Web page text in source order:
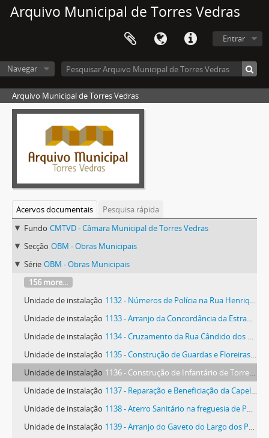
Arquivo Municipal de Torres Vedras
Entrar
Navegar
Arquivo Municipal de Torres Vedras
Acervos documentais
Pesquisa rápida
Fundo CMTVD - Câmara Municipal de Torres Vedras
Secção OBM - Obras Municipais
Série OBM - Obras Municipais
156 more...
Unidade de instalação 1132 - Números de Polícia na Rua Henriques Nogueira, Praceta Dr. Moura Guedes, Rua Capitão João de Figueiroa Rego, Rua de Olivença e Praceta Dr. Afonso Vilela
Unidade de instalação 1133 - Arranjo da Concordância da Estrada Nacional 8 com a rua da Casa do Povo do Turcifal
Unidade de instalação 1134 - Cruzamento da Rua Cândido dos Reis
Unidade de instalação 1135 - Construção de Guardas e Floreiras no muro de suporte de Santa Rita
Unidade de instalação 1136 - Construção de Infantário de Torres Vedras
Unidade de instalação 1137 - Reparação e Beneficiação da Capela de Santa Luzia, em Vila Seca, na freguesia do Maxial
Unidade de instalação 1138 - Aterro Sanitário na freguesia de Ponte do Rol
Unidade de instalação 1139 - Arranjo do Gaveto do Largo dos Polomes